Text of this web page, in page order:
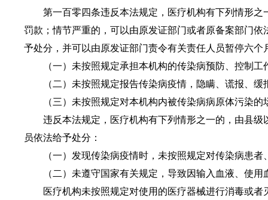
第一百零四条违反本法规定，医疗机构有下列情形之
罚款；情节严重的，可以由原发证部门或者原备案部门
予处分，并可以由原发证部门责令有关责任人员暂停六
（一）未按照规定承担本机构的传染病预防、控制工
（二）未按照规定报告传染病疫情，隐瞒、谎报、缓
（三）未按照规定对本机构内被传染病病原体污染的
违反本法规定，医疗机构有下列情形之一的，由县级
员依法给予处分：
（一）发现传染病疫情时，未按照规定对传染病患者
（二）未遵守国家有关规定，导致因输入血液、使用
医疗机构未按照规定对使用的医疗器械进行消毒或者